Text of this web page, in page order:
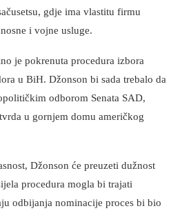
gdje ima vlastitu firmu
i vojne usluge.
je pokrenuta procedura izbora
u BiH. Džonson bi sada trebalo da
odborom Senata SAD,
u gornjem domu američkog
Džonson će preuzeti dužnost
procedura mogla bi trajati
odbijanja nominacije proces bi bio